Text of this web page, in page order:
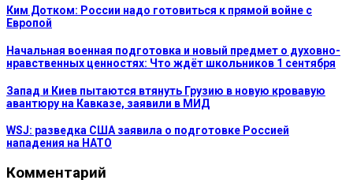
Ким Дотком: России надо готовиться к прямой войне с
Европой
Начальная военная подготовка и новый предмет о духовно-
нравственных ценностях: Что ждёт школьников 1 сентября
Запад и Киев пытаются втянуть Грузию в новую кровавую
авантюру на Кавказе, заявили в МИД
WSJ: разведка США заявила о подготовке Россией
нападения на НАТО
Комментарий